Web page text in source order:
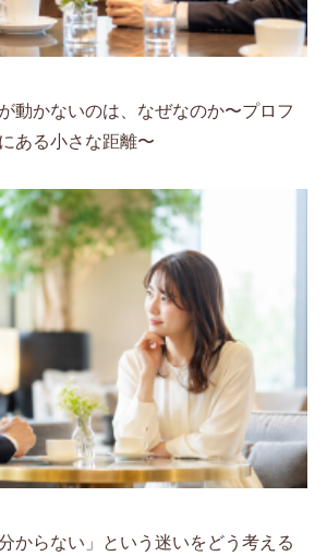
動かないのは、なぜなのか〜プロフ
ある小さな距離〜
からない」という迷いをどう考える